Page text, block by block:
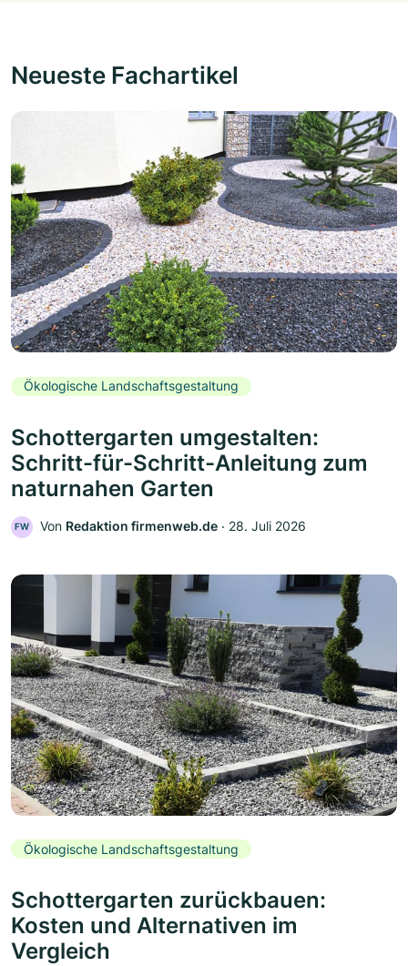
Neueste Fachartikel
Ökologische Landschaftsgestaltung
Schottergarten umgestalten:
Schritt-für-Schritt-Anleitung zum
naturnahen Garten
FW Von Redaktion firmenweb.de ‧ 28. Juli 2026
Ökologische Landschaftsgestaltung
Schottergarten zurückbauen:
Kosten und Alternativen im
Vergleich